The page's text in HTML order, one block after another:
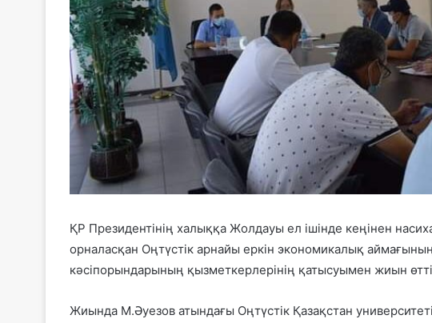
ҚР Президентінің халыққа Жолдауы ел ішінде кеңінен
орналасқан Оңтүстік арнайы еркін экономикалық
кәсіпорындарының қызметкерлерінің қатысуымен жиын
Жиында М.Әуезов атындағы Оңтүстік Қазақстан